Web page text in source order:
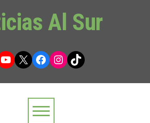
Al Sur
YouTube
X Facebook
Instagram
TikTok